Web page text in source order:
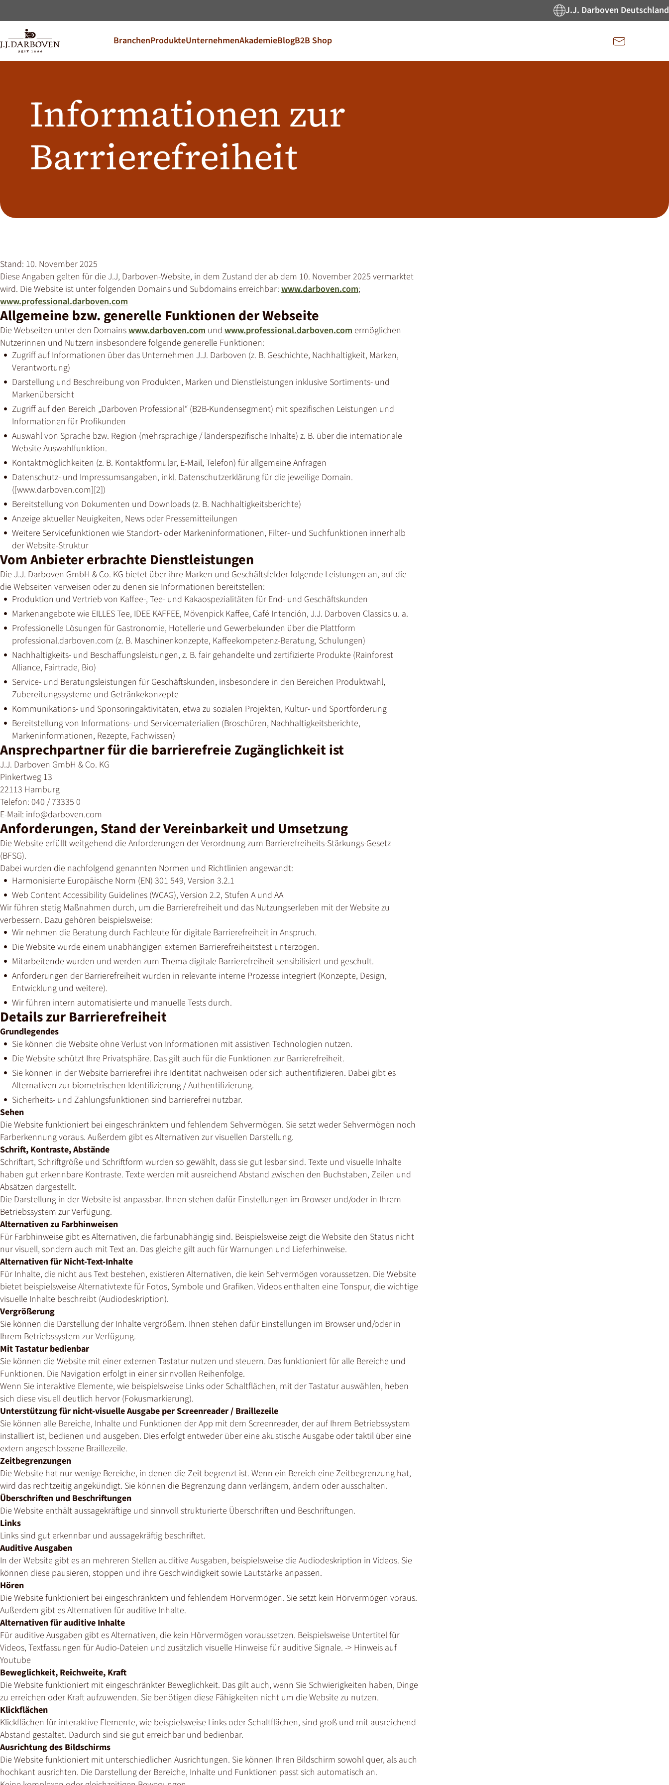
BranchenProdukteUnternehmenAkademieBlogB2B Shop
J.J. Darboven Deutschland
Informationen zur
Barrierefreiheit
Stand: 10. November 2025
Diese Angaben gelten für die J.J, Darboven-Website, in dem Zustand der ab dem 10. November 2025 vermarktet
wird. Die Website ist unter folgenden Domains und Subdomains erreichbar: www.darboven.com;
www.professional.darboven.com
Allgemeine bzw. generelle Funktionen der Webseite
Die Webseiten unter den Domainswww.darboven.com und www.professional.darboven.com ermöglichen
Nutzerinnen und Nutzern insbesondere folgende generelle Funktionen:
Zugriff auf Informationen über das Unternehmen J.J. Darboven (z. B. Geschichte, Nachhaltigkeit, Marken,
Verantwortung)
Darstellung und Beschreibung von Produkten, Marken und Dienstleistungen inklusive Sortiments- und
Markenübersicht
Zugriff auf den Bereich „Darboven Professional“ (B2B-Kundensegment) mit spezifischen Leistungen und
Informationen für Profikunden
Auswahl von Sprache bzw. Region (mehrsprachige / länderspezifische Inhalte) z. B. über die internationale
Website Auswahlfunktion.
Kontaktmöglichkeiten (z. B. Kontaktformular, E-Mail, Telefon) für allgemeine Anfragen
Datenschutz- und Impressumsangaben, inkl. Datenschutzerklärung für die jeweilige Domain.
([www.darboven.com][2])
Bereitstellung von Dokumenten und Downloads (z. B. Nachhaltigkeitsberichte)
Anzeige aktueller Neuigkeiten, News oder Pressemitteilungen
Weitere Servicefunktionen wie Standort- oder Marken­informationen, Filter- und Suchfunktionen innerhalb
der Website-Struktur
Vom Anbieter erbrachte Dienstleistungen
Die J.J. Darboven GmbH & Co. KG bietet über ihre Marken und Geschäftsfelder folgende Leistungen an, auf die
die Webseiten verweisen oder zu denen sie Informationen bereitstellen:
Produktion und Vertrieb von Kaffee-, Tee- und Kakaospezialitäten für End- und Geschäftskunden
Markenangebote wie EILLES Tee, IDEE KAFFEE, Mövenpick Kaffee, Café Intención, J.J. Darboven Classics u. a.
Professionelle Lösungen für Gastronomie, Hotellerie und Gewerbekunden über die Plattform
professional.darboven.com (z. B. Maschinenkonzepte, Kaffeekompetenz-Beratung, Schulungen)
Nachhaltigkeits- und Beschaffungsleistungen, z. B. fair gehandelte und zertifizierte Produkte (Rainforest
Alliance, Fairtrade, Bio)
Service- und Beratungsleistungen für Geschäftskunden, insbesondere in den Bereichen Produktwahl,
Zubereitungssysteme und Getränkekonzepte
Kommunikations- und Sponsoringaktivitäten, etwa zu sozialen Projekten, Kultur- und Sportförderung
Bereitstellung von Informations- und Servicematerialien (Broschüren, Nachhaltigkeitsberichte,
Markeninformationen, Rezepte, Fachwissen)
Ansprechpartner für die barrierefreie Zugänglichkeit ist
J.J. Darboven GmbH & Co. KG
Pinkertweg 13
22113 Hamburg
Telefon: 040 / 73335 0
E-Mail: info@darboven.com
Anforderungen, Stand der Vereinbarkeit und Umsetzung
Die Website erfüllt weitgehend die Anforderungen der Verordnung zum Barrierefreiheits-Stärkungs-Gesetz
(BFSG).
Dabei wurden die nachfolgend genannten Normen und Richtlinien angewandt:
Harmonisierte Europäische Norm (EN) 301 549, Version 3.2.1
Web Content Accessibility Guidelines (WCAG), Version 2.2, Stufen A und AA
Wir führen stetig Maßnahmen durch, um die Barrierefreiheit und das Nutzungserleben mit der Website zu
verbessern. Dazu gehören beispielsweise:
Wir nehmen die Beratung durch Fachleute für digitale Barrierefreiheit in Anspruch.
Die Website wurde einem unabhängigen externen Barrierefreiheitstest unterzogen.
Mitarbeitende wurden und werden zum Thema digitale Barrierefreiheit sensibilisiert und geschult.
Anforderungen der Barrierefreiheit wurden in relevante interne Prozesse integriert (Konzepte, Design,
Entwicklung und weitere).
Wir führen intern automatisierte und manuelle Tests durch.
Details zur Barrierefreiheit
Grundlegendes
Sie können die Website ohne Verlust von Informationen mit assistiven Technologien nutzen.
Die Website schützt Ihre Privatsphäre. Das gilt auch für die Funktionen zur Barrierefreiheit.
Sie können in der Website barrierefrei ihre Identität nachweisen oder sich authentifizieren. Dabei gibt es
Alternativen zur biometrischen Identifizierung / Authentifizierung.
Sicherheits- und Zahlungsfunktionen sind barrierefrei nutzbar.
Sehen
Die Website funktioniert bei eingeschränktem und fehlendem Sehvermögen. Sie setzt weder Sehvermögen noch
Farberkennung voraus. Außerdem gibt es Alternativen zur visuellen Darstellung.
Schrift, Kontraste, Abstände
Schriftart, Schriftgröße und Schriftform wurden so gewählt, dass sie gut lesbar sind. Texte und visuelle Inhalte
haben gut erkennbare Kontraste. Texte werden mit ausreichend Abstand zwischen den Buchstaben, Zeilen und
Absätzen dargestellt.
Die Darstellung in der Website ist anpassbar. Ihnen stehen dafür Einstellungen im Browser und/oder in Ihrem
Betriebssystem zur Verfügung.
Alternativen zu Farbhinweisen
Für Farbhinweise gibt es Alternativen, die farbunabhängig sind. Beispielsweise zeigt die Website den Status nicht
nur visuell, sondern auch mit Text an. Das gleiche gilt auch für Warnungen und Lieferhinweise.
Alternativen für Nicht-Text-Inhalte
Für Inhalte, die nicht aus Text bestehen, existieren Alternativen, die kein Sehvermögen voraussetzen. Die Website
bietet beispielsweise Alternativtexte für Fotos, Symbole und Grafiken. Videos enthalten eine Tonspur, die wichtige
visuelle Inhalte beschreibt (Audiodeskription).
Vergrößerung
Sie können die Darstellung der Inhalte vergrößern. Ihnen stehen dafür Einstellungen im Browser und/oder in
Ihrem Betriebssystem zur Verfügung.
Mit Tastatur bedienbar
Sie können die Website mit einer externen Tastatur nutzen und steuern. Das funktioniert für alle Bereiche und
Funktionen. Die Navigation erfolgt in einer sinnvollen Reihenfolge.
Wenn Sie interaktive Elemente, wie beispielsweise Links oder Schaltflächen, mit der Tastatur auswählen, heben
sich diese visuell deutlich hervor (Fokusmarkierung).
Unterstützung für nicht-visuelle Ausgabe per Screenreader / Braillezeile
Sie können alle Bereiche, Inhalte und Funktionen der App mit dem Screenreader, der auf Ihrem Betriebssystem
installiert ist, bedienen und ausgeben. Dies erfolgt entweder über eine akustische Ausgabe oder taktil über eine
extern angeschlossene Braillezeile.
Zeitbegrenzungen
Die Website hat nur wenige Bereiche, in denen die Zeit begrenzt ist. Wenn ein Bereich eine Zeitbegrenzung hat,
wird das rechtzeitig angekündigt. Sie können die Begrenzung dann verlängern, ändern oder ausschalten.
Überschriften und Beschriftungen
Die Website enthält aussagekräftige und sinnvoll strukturierte Überschriften und Beschriftungen.
Links
Links sind gut erkennbar und aussagekräftig beschriftet.
Auditive Ausgaben
In der Website gibt es an mehreren Stellen auditive Ausgaben, beispielsweise die Audiodeskription in Videos. Sie
können diese pausieren, stoppen und ihre Geschwindigkeit sowie Lautstärke anpassen.
Hören
Die Website funktioniert bei eingeschränktem und fehlendem Hörvermögen. Sie setzt kein Hörvermögen voraus.
Außerdem gibt es Alternativen für auditive Inhalte.
Alternativen für auditive Inhalte
Für auditive Ausgaben gibt es Alternativen, die kein Hörvermögen voraussetzen. Beispielsweise Untertitel für
Videos, Textfassungen für Audio-Dateien und zusätzlich visuelle Hinweise für auditive Signale. -> Hinweis auf
Youtube
Beweglichkeit, Reichweite, Kraft
Die Website funktioniert mit eingeschränkter Beweglichkeit. Das gilt auch, wenn Sie Schwierigkeiten haben, Dinge
zu erreichen oder Kraft aufzuwenden. Sie benötigen diese Fähigkeiten nicht um die Website zu nutzen.
Klickflächen
Klickflächen für interaktive Elemente, wie beispielsweise Links oder Schaltflächen, sind groß und mit ausreichend
Abstand gestaltet. Dadurch sind sie gut erreichbar und bedienbar.
Ausrichtung des Bildschirms
Die Website funktioniert mit unterschiedlichen Ausrichtungen. Sie können Ihren Bildschirm sowohl quer, als auch
hochkant ausrichten. Die Darstellung der Bereiche, Inhalte und Funktionen passt sich automatisch an.
Land und Sprache auswählen
Deutschland
Česko
CS Ireland
EN
Polska
PL Nederland
NL
Slovensko
J.HORNIG
Café Du Monde